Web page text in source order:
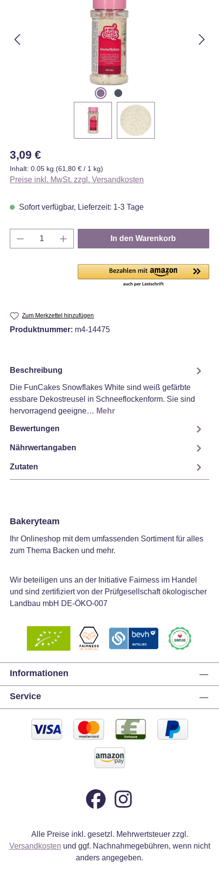
Regulärer Preis:
3,09 €
Inhalt: 0.05 kg (61,80 € / 1 kg)
Preise inkl. MwSt. zzgl. Versandkosten
Sofort verfügbar, Lieferzeit: 1-3 Tage
Produkt Anzahl: Gib den gewünschten
In den Warenkorb
Zum Merkzettel hinzufügen
Produktnummer: m4-14475
Beschreibung
Die FunCakes Snowflakes White sind weiß gefärbte
essbare Dekostreusel in Schneeflockenform. Sie sind
hervorragend geeigne… Mehr
Bewertungen
Nährwertangaben
Zutaten
Bakeryteam
Ihr Onlineshop mit dem umfassenden Sortiment für alles
zum Thema Backen und mehr.
Wir beteiligen uns an der Initiative Fairness im Handel
und sind zertifiziert von der Prüfgesellschaft ökologischer
Landbau mbH DE-ÖKO-007
Informationen
Service
Alle Preise inkl. gesetzl. Mehrwertsteuer zzgl.
Versandkosten und ggf. Nachnahmegebühren, wenn nicht
anders angegeben.